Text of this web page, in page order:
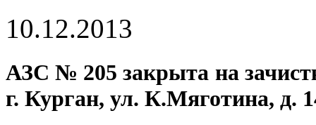
10.12.2013
АЗС № 205 закрыта на
г. Курган, ул. К.Мяготина, д.